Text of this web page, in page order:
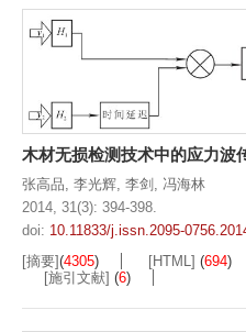
木材无损检测技术中的应力波
张高品 李光辉 李剑
冯海林
2014, 31(3): 394-398.
doi: 10.11833/j.issn.2095-
[摘要](4305) [HTML] (694)
[施引文献] (6)